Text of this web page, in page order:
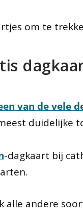
om te
van de vele
duidelijke
-dagkaart bij
alle andere